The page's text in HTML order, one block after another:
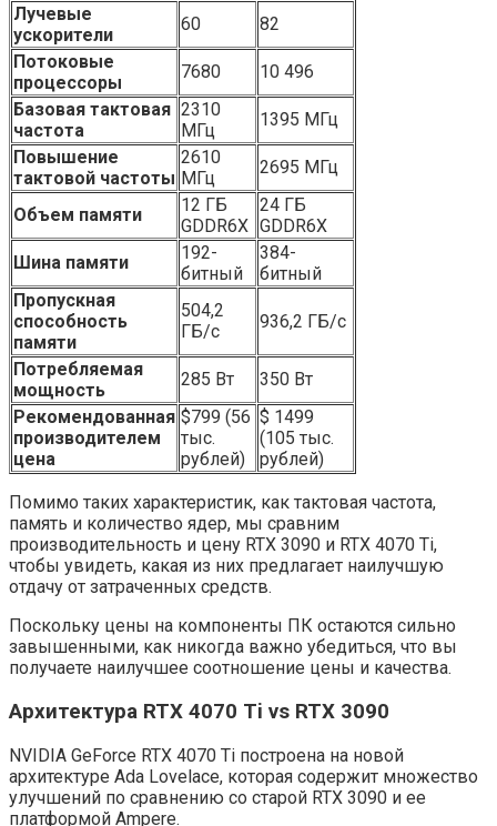
Лучевые
ускорители
60
82
Потоковые
процессоры
7680
10 496
Базовая тактовая
частота
2310
МГц
1395 МГц
Повышение
тактовой частоты
2610
МГц
2695 МГц
Объем памяти
12 ГБ
GDDR6X
24 ГБ
GDDR6X
Шина памяти
192-
битный
384-
битный
Пропускная
способность
памяти
504,2
ГБ/с
936,2 ГБ/с
Потребляемая
мощность
285 Вт
350 Вт
Рекомендованная
производителем
цена
$799 (56
тыс.
рублей)
$ 1499
(105 тыс.
рублей)
Помимо таких характеристик, как тактовая частота,
память и количество ядер, мы сравним
производительность и цену RTX 3090 и RTX 4070 Ti,
чтобы увидеть, какая из них предлагает наилучшую
отдачу от затраченных средств.
Поскольку цены на компоненты ПК остаются сильно
завышенными, как никогда важно убедиться, что вы
получаете наилучшее соотношение цены и качества.
Архитектура RTX 4070 Ti vs RTX 3090
NVIDIA GeForce RTX 4070 Ti построена на новой
архитектуре Ada Lovelace, которая содержит множество
улучшений по сравнению со старой RTX 3090 и ее
платформой Ampere.